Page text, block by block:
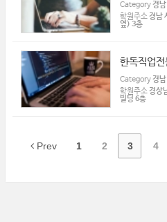
Category경남
학원주소경남
옆) 3층
한독직업
Category경남
학원주소경상
빌딩 6층
Prev 1 2 3 4